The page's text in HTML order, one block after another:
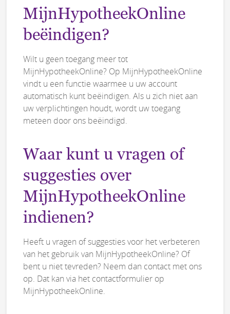
MijnHypotheekOnline
beëindigen?
Wilt u geen toegang meer tot
MijnHypotheekOnline? Op MijnHypotheekOnline
vindt u een functie waarmee u uw account
automatisch kunt beëindigen. Als u zich niet aan
uw verplichtingen houdt, wordt uw toegang
meteen door ons beëindigd.
Waar kunt u vragen of
suggesties over
MijnHypotheekOnline
indienen?
Heeft u vragen of suggesties voor het verbeteren
van het gebruik van MijnHypotheekOnline? Of
bent u niet tevreden? Neem dan contact met ons
op. Dat kan via het contactformulier op
MijnHypotheekOnline.